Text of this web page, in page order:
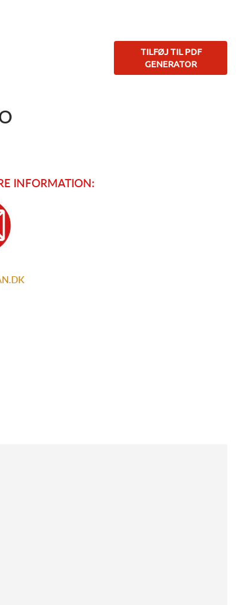
INFORMATION:
TILFØJ TIL PDF
GENERATOR